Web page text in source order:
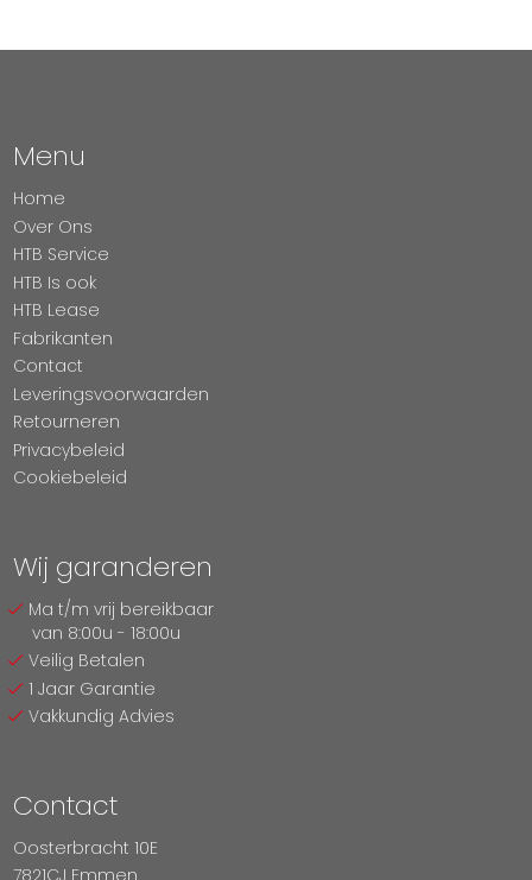
Menu
Home
Over Ons
HTB Service
HTB Is ook
HTB Lease
Fabrikanten
Contact
Leveringsvoorwaarden
Retourneren
Privacybeleid
Cookiebeleid
Wij garanderen
Ma t/m vrij bereikbaar
van 8:00u - 18:00u
Veilig Betalen
1 Jaar Garantie
Vakkundig Advies
Contact
Oosterbracht 10E
7821CJ Emmen